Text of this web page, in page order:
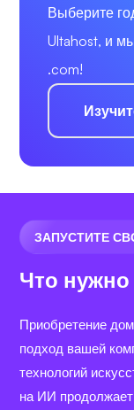
Выберите
Ultahost, и
.com!
ЗАПУСТИТЕ
Что нужно
Приобретение
подход вашей
технологий
на ИИ